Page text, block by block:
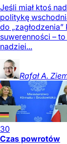
Jeśli miał ktoś
politykę
do
suwerenności –
nadziei...
Rafał A.
30
Czas powrotów